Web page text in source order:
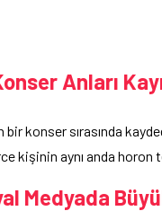
Anları
bir konser sırasında
kişinin aynı anda horon
Medyada